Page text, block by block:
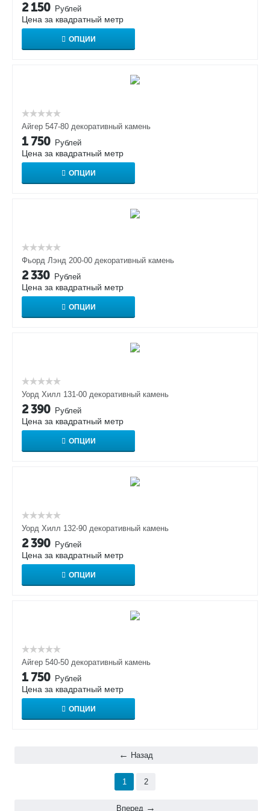
2 150 Рублей
Цена за квадратный метр
ОПЦИИ
Айгер 547-80 декоративный камень
1 750 Рублей
Цена за квадратный метр
ОПЦИИ
Фьорд Лэнд 200-00 декоративный камень
2 330 Рублей
Цена за квадратный метр
ОПЦИИ
Уорд Хилл 131-00 декоративный камень
2 390 Рублей
Цена за квадратный метр
ОПЦИИ
Уорд Хилл 132-90 декоративный камень
2 390 Рублей
Цена за квадратный метр
ОПЦИИ
Айгер 540-50 декоративный камень
1 750 Рублей
Цена за квадратный метр
ОПЦИИ
Назад
1 2
Вперед